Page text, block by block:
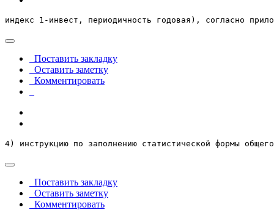
индекс 1-инвест, периодичность годовая), согласно
Поставить закладку
Оставить заметку
Комментировать
4) инструкцию по заполнению статистической формы
Поставить закладку
Оставить заметку
Комментировать